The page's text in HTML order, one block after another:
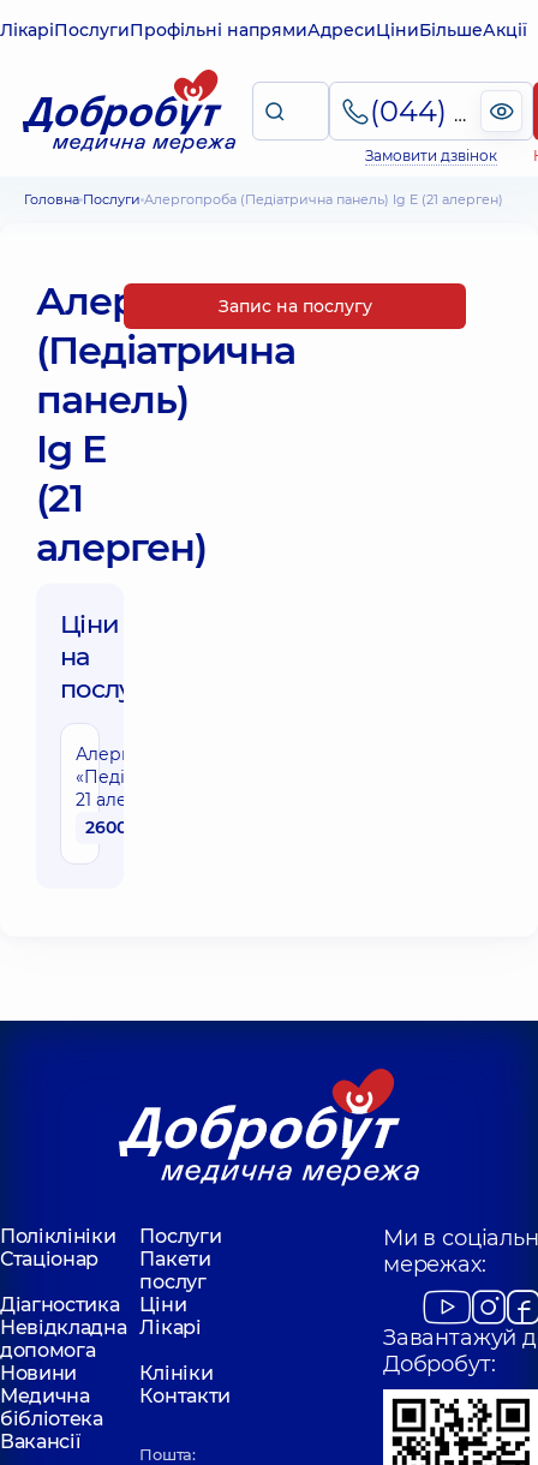
ЛікаріПослугиПрофільні напрямиАдресиЦіниБільшеАкції
(044) 495-2-888
Замовити дзвінок
Головна Послуги Алергопроба (Педіатрична панель) Ig E (21 алерген)
Алергопроба
(Педіатрична
панель)
Ig E
(21
алерген)
Ціни
на
послуги:
Алергопанель
«Педіатрична»
21 алерген
2600 грн
Запис на послугу
Поліклініки
Послуги
Стаціонар
Пакети
послуг
Діагностика
Ціни
Невідкладна
допомога
Лікарі
Новини
Клініки
Медична
бібліотека
Контакти
Вакансії
Пошта:
Ми в
мережах:
Завантажуй
Добробут: